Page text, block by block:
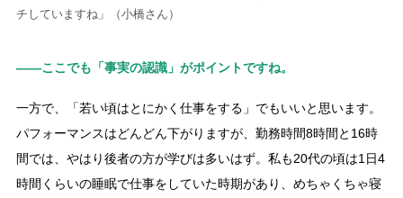
チしていますね」（小橋さん）
――ここでも「事実の認識」がポイントですね。
一方で、「若い頃はとにかく仕事をする」でもいいと思います。
パフォーマンスはどんどん下がりますが、勤務時間8時間と16時
間では、やはり後者の方が学びは多いはず。私も20代の頃は1日4
時間くらいの睡眠で仕事をしていた時期があり、めちゃくちゃ寝